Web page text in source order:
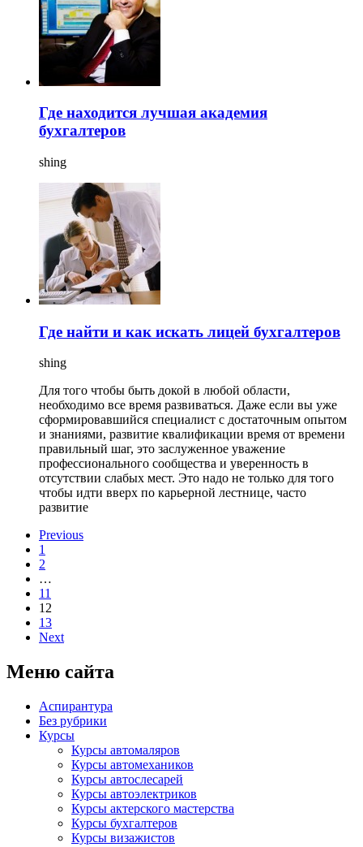
Где находится лучшая академия
бухгалтеров
shing
Где найти и как искать лицей бухгалтеров
shing
Для того чтобы быть докой в любой области,
необходимо все время развиваться. Даже если вы уже
сформировавшийся специалист с достаточным опытом
и знаниями, развитие квалификации время от времени
правильный шаг, это заслуженное уважение
профессионального сообщества и уверенность в
отсутствии слабых мест. Это надо не только для того
чтобы идти вверх по карьерной лестнице, часто
развитие
Previous
1
2
…
11
12
13
Next
Меню сайта
Аспирантура
Без рубрики
Курсы
Курсы автомаляров
Курсы автомехаников
Курсы автослесарей
Курсы автоэлектриков
Курсы актерского мастерства
Курсы бухгалтеров
Курсы визажистов